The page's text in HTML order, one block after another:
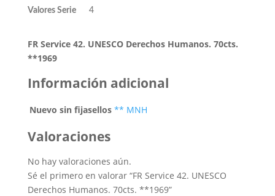
Valores Serie 4
FR Service 42. UNESCO Derechos Humanos. 70cts.
**1969
Información adicional
Nuevo sin fijasellos ** MNH
Valoraciones
No hay valoraciones aún.
Sé el primero en valorar “FR Service 42. UNESCO
Derechos Humanos. 70cts. **1969”